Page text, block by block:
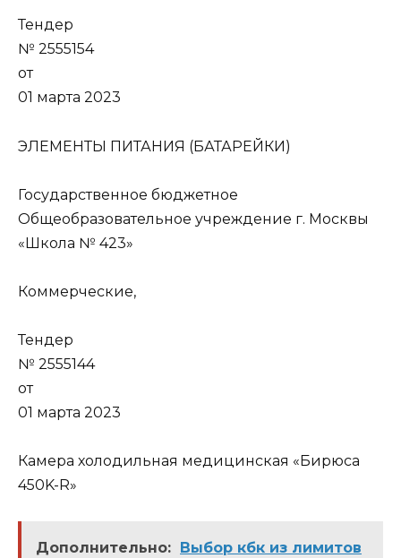
Тендер
№ 2555154
от
01 марта 2023
ЭЛЕМЕНТЫ ПИТАНИЯ (БАТАРЕЙКИ)
Государственное бюджетное
Общеобразовательное учреждение г. Москвы
«Школа № 423»
Коммерческие,
Тендер
№ 2555144
от
01 марта 2023
Камера холодильная медицинская «Бирюса
450K-R»
Дополнительно:
Выбор кбк из лимитов